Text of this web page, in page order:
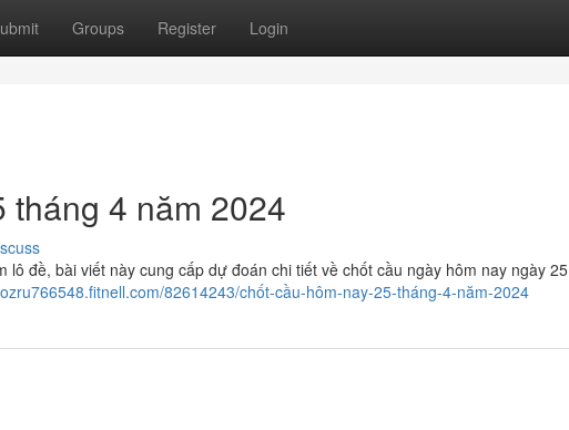
Groups Register Login
tháng 4 năm 2024
đề, bài viết này cung cấp dự đoán chi tiết về chốt cầu ngày hôm nay ngày 25
82614243/chốt-cầu-hôm-nay-25-tháng-4-năm-2024